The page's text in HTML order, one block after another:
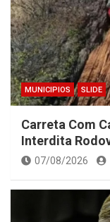
MUNICIPIOS SLIDE
Carreta Com
Interdita
07/08/2026